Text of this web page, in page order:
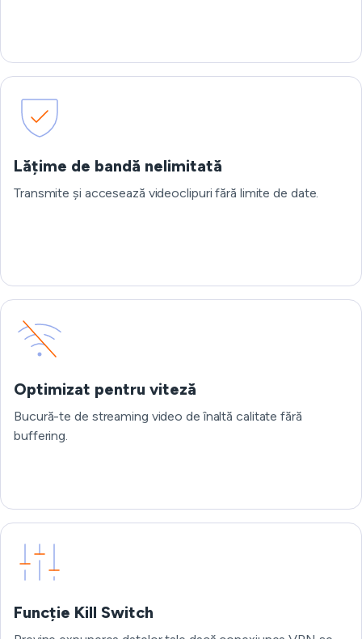
Lățime de bandă nelimitată
Transmite și accesează videoclipuri fără limite de date.
Optimizat pentru viteză
Bucură-te de streaming video de înaltă calitate fără
buffering.
Funcție Kill Switch